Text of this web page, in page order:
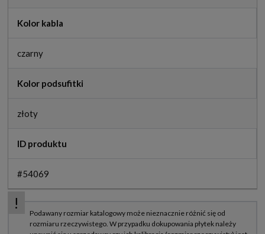
Kolor kabla
czarny
Kolor podsufitki
złoty
ID produktu
#54069